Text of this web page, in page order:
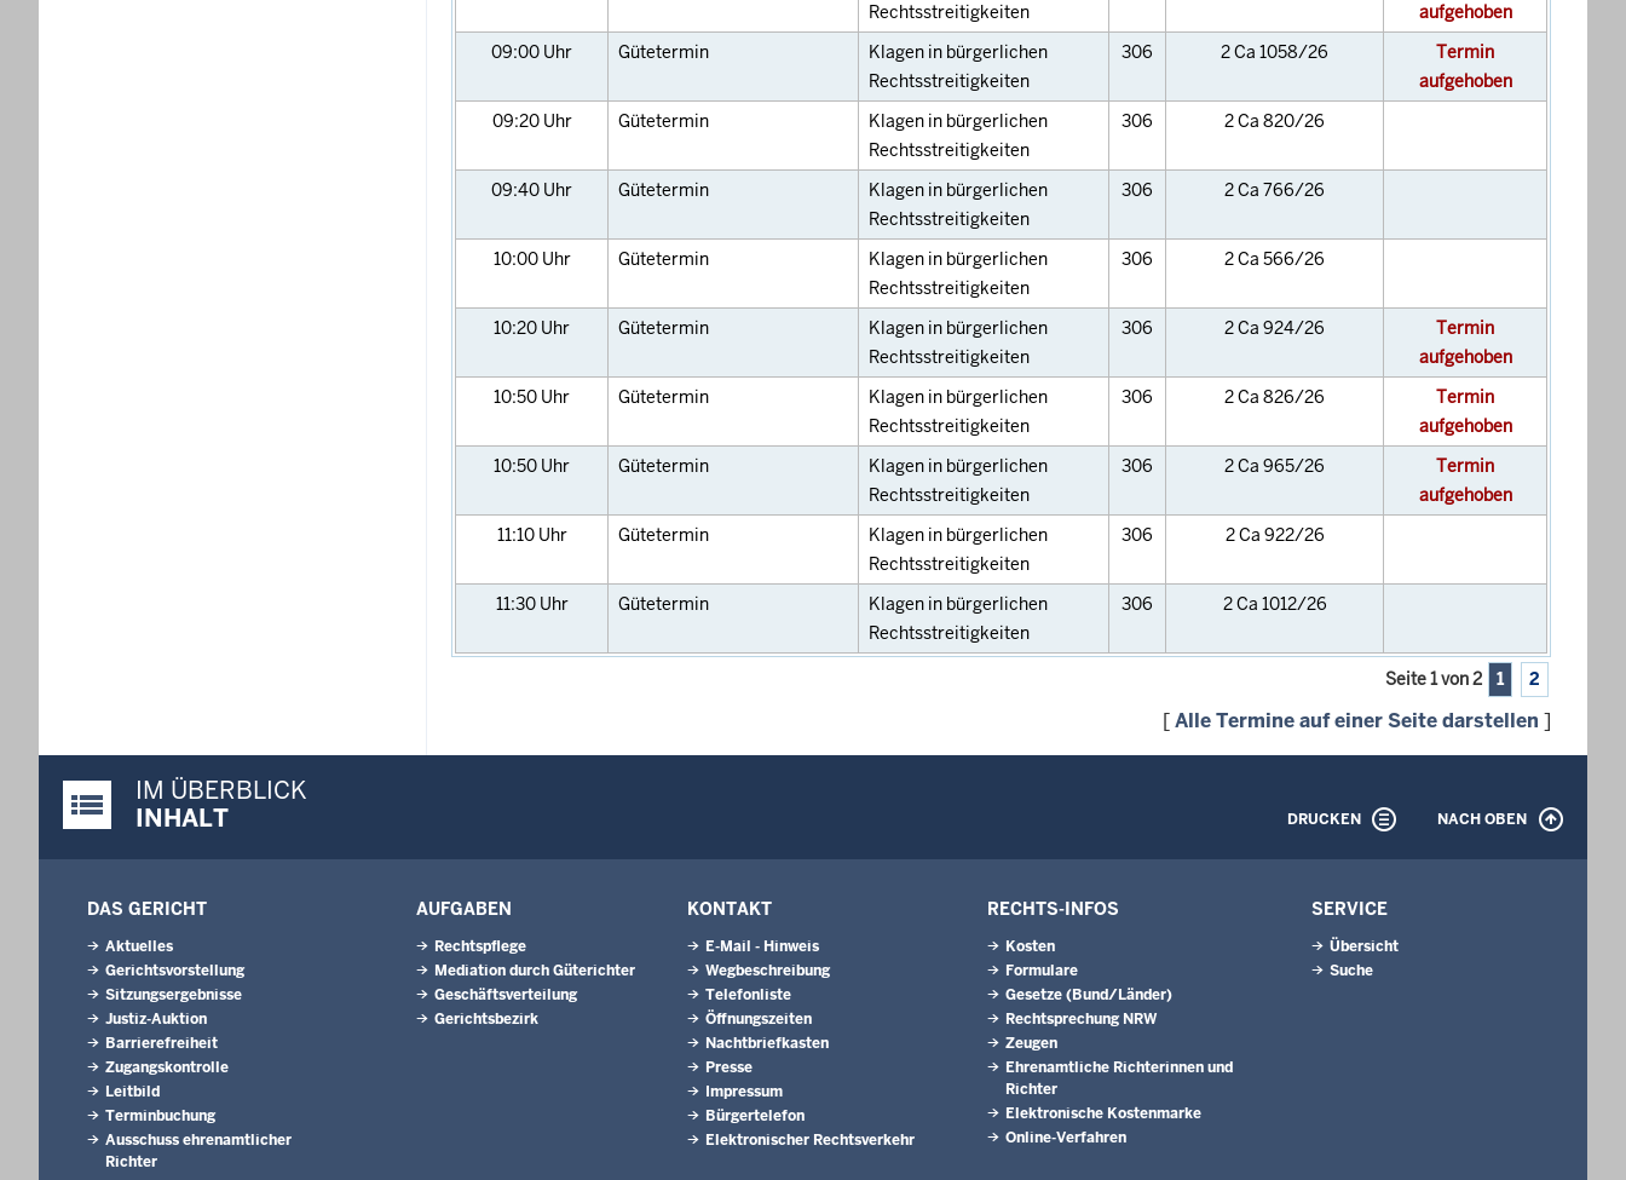
Rechtsstreitigkeiten
aufgehoben
09:00 Uhr Gütetermin
Klagen in bürgerlichen
Rechtsstreitigkeiten
306 2 Ca 1058/26
Termin
aufgehoben
09:20 Uhr Gütetermin
Klagen in bürgerlichen
Rechtsstreitigkeiten
306 2 Ca 820/26
09:40 Uhr Gütetermin
Klagen in bürgerlichen
Rechtsstreitigkeiten
306 2 Ca 766/26
10:00 Uhr Gütetermin
Klagen in bürgerlichen
Rechtsstreitigkeiten
306 2 Ca 566/26
10:20 Uhr Gütetermin
Klagen in bürgerlichen
Rechtsstreitigkeiten
306 2 Ca 924/26
Termin
aufgehoben
10:50 Uhr Gütetermin
Klagen in bürgerlichen
Rechtsstreitigkeiten
306 2 Ca 826/26
Termin
aufgehoben
10:50 Uhr Gütetermin
Klagen in bürgerlichen
Rechtsstreitigkeiten
306 2 Ca 965/26
Termin
aufgehoben
11:10 Uhr Gütetermin
Klagen in bürgerlichen
Rechtsstreitigkeiten
306 2 Ca 922/26
11:30 Uhr Gütetermin
Klagen in bürgerlichen
Rechtsstreitigkeiten
306 2 Ca 1012/26
Seite 1 von 2 1 2
[Alle Termine auf einer Seite darstellen ]
Justiz-Portal im Überblick:
IM ÜBERBLICK
INHALT
DRUCKEN NACH OBEN
DAS GERICHT
Aktuelles
Gerichtsvorstellung
Sitzungsergebnisse
Justiz-Auktion
Barrierefreiheit
Zugangskontrolle
Leitbild
Terminbuchung
Ausschuss ehrenamtlicher
Richter
AUFGABEN
Rechtspflege
Mediation durch Güterichter
Geschäftsverteilung
Gerichtsbezirk
KONTAKT
E-Mail - Hinweis
Wegbeschreibung
Telefonliste
Öffnungszeiten
Nachtbriefkasten
Presse
Impressum
Bürgertelefon
Elektronischer Rechtsverkehr
RECHTS-INFOS
Kosten
Formulare
Gesetze (Bund/Länder)
Rechtsprechung NRW
Zeugen
Ehrenamtliche Richterinnen und
Richter
Elektronische Kostenmarke
Online-Verfahren
SERVICE
Übersicht
Suche